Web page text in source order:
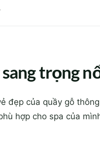
trọng
đẹp của quầy gỗ
hợp cho spa của